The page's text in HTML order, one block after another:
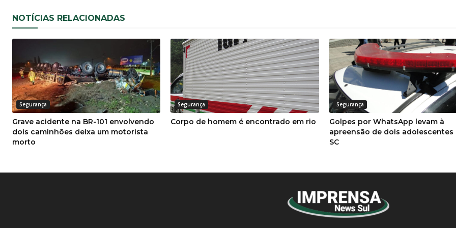
NOTÍCIAS RELACIONADAS
Segurança
Grave acidente na BR-101 envolvendo
dois caminhões deixa um motorista
morto
Segurança
Corpo de homem é encontrado em rio
Segurança
Golpes por WhatsApp levam à
apreensão de dois adolescentes
SC